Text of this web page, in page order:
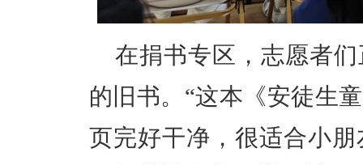
在捐书专区，志愿者
的旧书。“这本《安徒生
页完好干净，很适合小